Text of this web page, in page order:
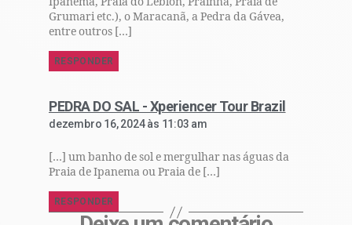
Grumari etc.), o Maracanã, a Pedra da Gávea,
entre outros […]
RESPONDER
PEDRA DO SAL - Xperiencer Tour Brazil
dezembro 16, 2024 às 11:03 am
[…] um banho de sol e mergulhar nas águas da
Praia de Ipanema ou Praia de […]
RESPONDER